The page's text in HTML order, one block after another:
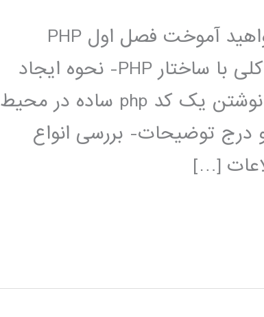
لینک تهیه مطالبی که در این مجموعه خواهید آموخت فصل اول PHP
چیست؟- دلایل استفاده از PHP- آشنایی کلی با ساختار PHP- نحوه ایجاد
لوکال هاست توسط wamp server- نحوه نوشتن یک کد php ساده در محیط
درج توضیحات- بررسی انواع
[…]